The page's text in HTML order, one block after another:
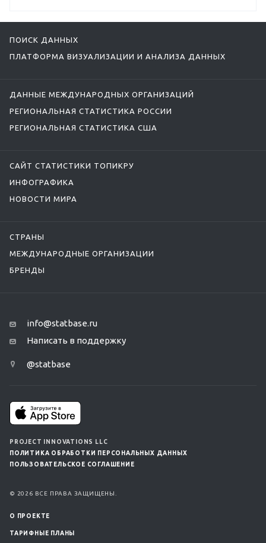
ПОИСК ДАННЫХ
ПЛАТФОРМА ВИЗУАЛИЗАЦИИ И АНАЛИЗА ДАННЫХ
ДАННЫЕ МЕЖДУНАРОДНЫХ ОРГАНИЗАЦИЙ
РЕГИОНАЛЬНАЯ СТАТИСТИКА РОССИИ
РЕГИОНАЛЬНАЯ СТАТИСТИКА США
САЙТ СТАТИСТИКИ ТОПИКРУ
ИНФОГРАФИКА
НОВОСТИ МИРА
СТРАНЫ
МЕЖДУНАРОДНЫЕ ОРГАНИЗАЦИИ
БРЕНДЫ
info@statbase.ru
Написать в поддержку
@statbase
PROJECT INNOVATIONS LLC
ПОЛИТИКА ОБРАБОТКИ ПЕРСОНАЛЬНЫХ ДАННЫХ
ПОЛЬЗОВАТЕЛЬСКОЕ СОГЛАШЕНИЕ
© 2026 ВСЕ ПРАВА ЗАЩИЩЕНЫ.
О ПРОЕКТЕ
ТАРИФНЫЕ ПЛАНЫ